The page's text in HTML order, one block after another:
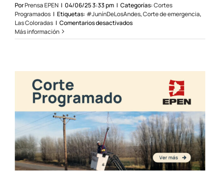
PorPrensa EPEN | 04/06/25 3:33 pm | Categorías:Cortes
Programados | Etiquetas: #JunínDeLosAndes,Corte de emergencia,
Las Coloradas | Comentarios desactivadosen
programado
y
Las
Coloradas
05/6/25
Más información